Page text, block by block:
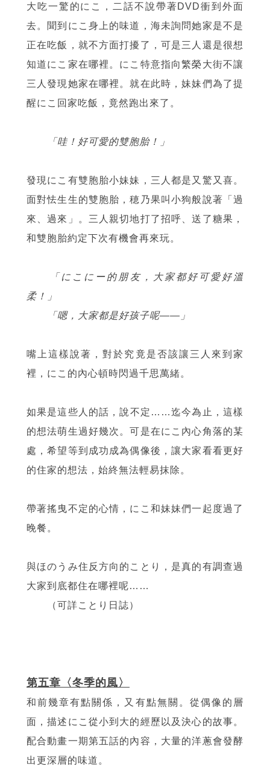
大吃一驚的にこ，二話不說帶著DVD衝到外面
去。聞到にこ身上的味道，海未詢問她家是不是
正在吃飯，就不方面打擾了，可是三人還是很想
知道にこ家在哪裡。にこ特意指向繁榮大街不讓
三人發現她家在哪裡。就在此時，妹妹們為了提
醒にこ回家吃飯，竟然跑出來了。
「哇！好可愛的雙胞胎！」
發現にこ有雙胞胎小妹妹，三人都是又驚又喜。
面對怯生生的雙胞胎，穂乃果叫小狗般說著「過
來、過來」。三人親切地打了招呼、送了糖果，
和雙胞胎約定下次有機會再來玩。
「にこにー的朋友，大家都好可愛好溫
柔！」
「嗯，大家都是好孩子呢——」
嘴上這樣說著，對於究竟是否該讓三人來到家
裡，にこ的內心頓時閃過千思萬緒。
如果是這些人的話，說不定……迄今為止，這樣
的想法萌生過好幾次。可是在にこ內心角落的某
處，希望等到成功成為偶像後，讓大家看看更好
的住家的想法，始終無法輕易抹除。
帶著搖曳不定的心情，にこ和妹妹們一起度過了
晚餐。
與ほのうみ住反方向的ことり，是真的有調查過
大家到底都住在哪裡呢……
（可詳ことり日誌）
第五章〈冬季的風〉
和前幾章有點關係，又有點無關。從偶像的層
面，描述にこ從小到大的經歷以及決心的故事。
配合動畫一期第五話的內容，大量的洋蔥會發酵
出更深層的味道。